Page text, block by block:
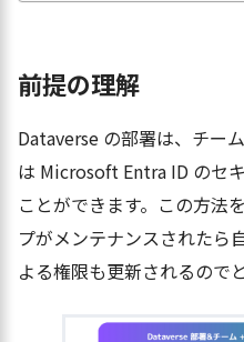
前提の理解
Dataverse の部署は、チー
は Microsoft Entra ID のセ
ことができます。この方法
プがメンテナンスされたら
よる権限も更新されるので